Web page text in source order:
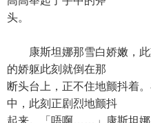
头。
康斯坦娜那雪白娇嫩，此
的娇躯此刻就倒在那
断头台上，正不住地颤抖着
中，此刻正剧烈地颤抖
起来。「唔啊……」康斯坦娜